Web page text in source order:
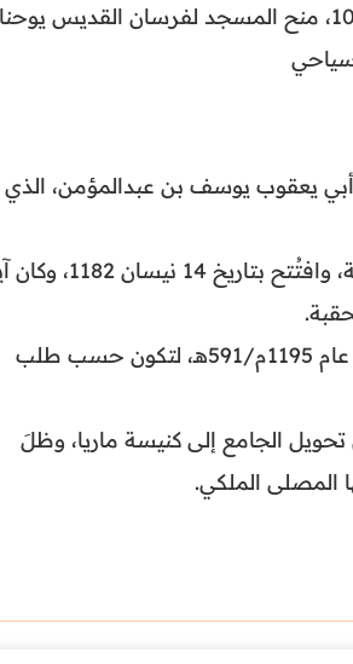
وبعد استيلاء ألفونسو السادس على المدينة في سنة 1085، منح المسجد لفرسان القديس
سياحي
أبي يعقوب يوسف بن عبدالمؤمن، الذي
استمرَت عملية بناء جامع إشبيلية الكبير 10 سنوات كاملة، وافتُتح بتاريخ
ثم شُيِّدت المئذنة بعد النصر بموقعة الأرك، في 10 تموز عام 1195م/591هـ، لتكون حسب طلب
الجامع إلى كنيسة ماريا، وظلَ
المصلى الملكي.